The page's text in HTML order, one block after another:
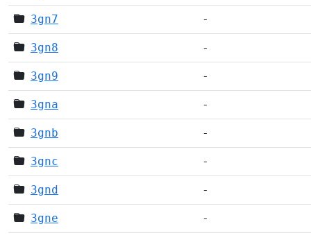
3gn7 -
3gn8 -
3gn9 -
3gna -
3gnb -
3gnc -
3gnd -
3gne -